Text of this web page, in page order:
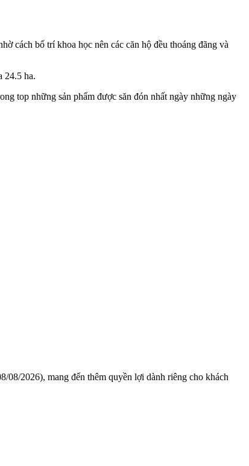
cách bố trí khoa học nên các căn hộ đều thoáng đãng và
24.5 ha.
top những sản phẩm được săn đón nhất ngày những ngày
08/2026), mang đến thêm quyền lợi dành riêng cho khách